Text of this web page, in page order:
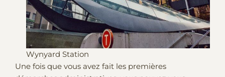
Wynyard Station
Une fois que vous avez fait les premières